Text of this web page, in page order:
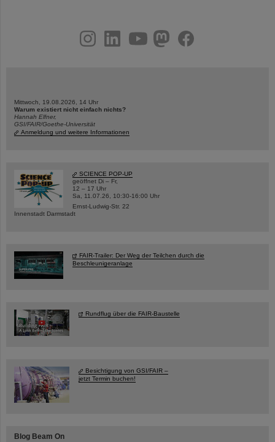
youtubehelmholtz.socialfacebook
Mittwoch, 19.08.2026, 14 Uhr
Warum existiert nicht einfach nichts?
Hannah Elfner,
GSI/FAIR/Goethe-Universität
Anmeldung und weitere Informationen
SCIENCE POP-UP
geöffnet Di – Fr,
12 – 17 Uhr
Sa, 11.07.26, 10:30-16:00 Uhr
Ernst-Ludwig-Str. 22
Innenstadt Darmstadt
FAIR-Trailer: Der Weg der Teilchen durch die
Beschleunigeranlage
Rundflug über die FAIR-Baustelle
Besichtigung von GSI/FAIR –
jetzt Termin buchen!
Blog Beam On